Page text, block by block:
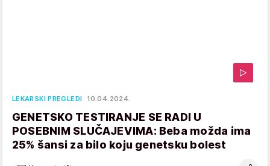
LEKARSKI PREGLEDI 10.04.2024.
GENETSKO TESTIRANJE SE RADI U
POSEBNIM SLUČAJEVIMA: Beba možda ima
25% šansi za bilo koju genetsku bolest